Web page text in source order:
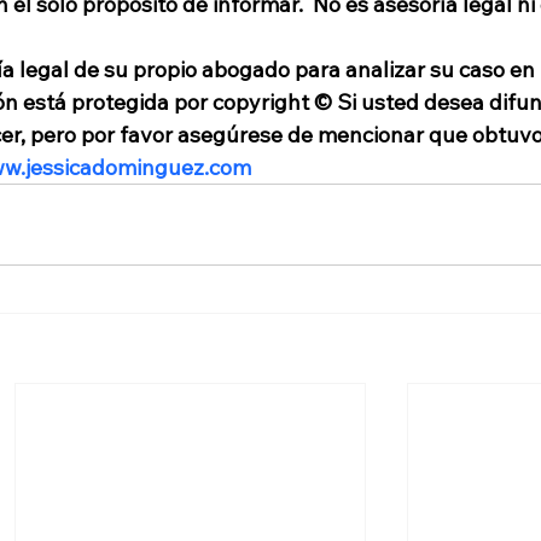
legal de su propio abogado para analizar su caso en
está protegida por copyright © Si usted desea
pero por favor asegúrese de mencionar que